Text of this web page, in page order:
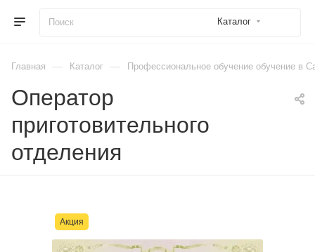
Каталог
Главная — Каталог — Профессиональное обучение обучение в
Оператор
приготовительного
отделения
Акция